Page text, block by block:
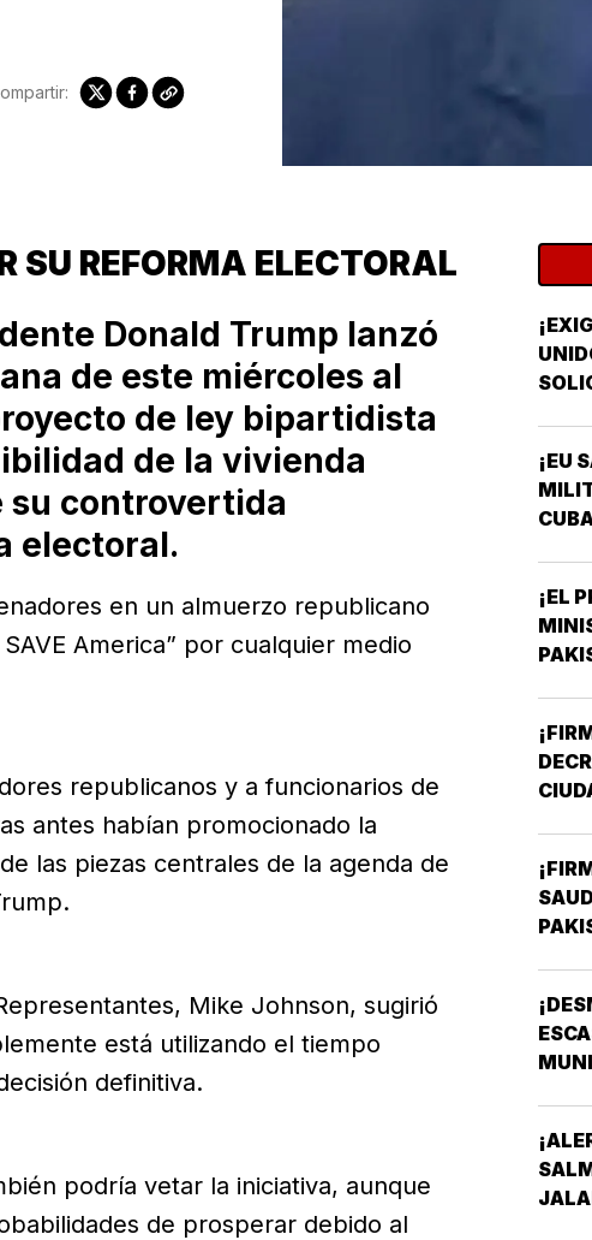
SU REFORMA ELECTORAL
Donald Trump lanzó
de este miércoles al
de ley bipartidista
de la vivienda
su controvertida
electoral.
en un almuerzo republicano
America” por cualquier medio
republicanos y a funcionarios de
antes habían promocionado la
las piezas centrales de la agenda de
Mike Johnson, sugirió
está utilizando el tiempo
definitiva.
podría vetar la iniciativa, aunque
de prosperar debido al
¡EU
¡EL